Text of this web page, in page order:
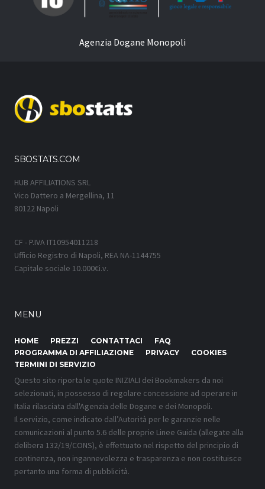
Agenzia Dogane Monopoli
SBOSTATS.COM
HUB AFFILIATIONS SRL
Vico Dattero a Mergellina, 11
80122 Napoli
CF - P.IVA IT10954011218
Ufficio Registro di Napoli, REA NA-1144755
Capitale sociale 10.000€i.v.
MENU
HOME PREZZI CONTATTACI
FAQ
PROGRAMMA DI AFFILIAZIONE
PRIVACY
COOKIES
TERMINI DI SERVIZIO
Questo sito riporta le quote INIZIALI dei Bookmakers da noi
selezionati, in possesso di regolare concessione ad operare in
Italia rilasciata dall'Agenzia delle Dogane e dei Monopoli.
Il servizio, come indicato dall’Autorità per le garanzie nelle
comunicazioni al punto 5.6 delle proprie Linee Guida (allegate alla
delibera 132/19/CONS), è effettuato nel rispetto del principio di
continenza, non ingannevolezza e trasparenza e non costituisce
pertanto una forma di pubblicità.